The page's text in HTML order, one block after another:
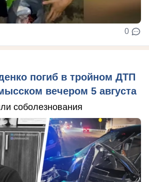
0
погиб в тройном ДТП
вечером 5 августа
соболезнования